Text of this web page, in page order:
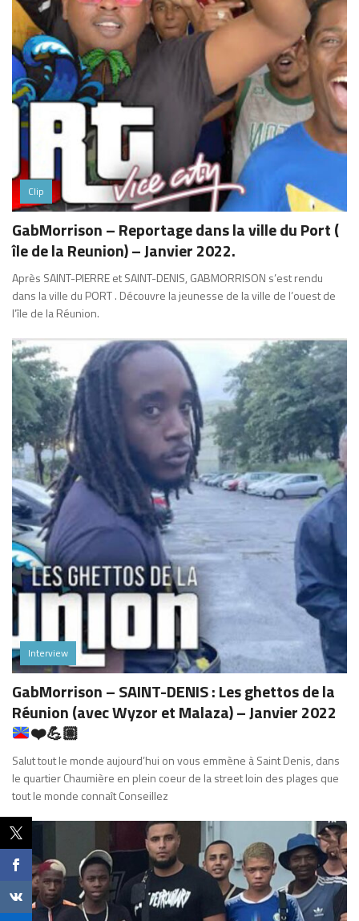
Clip
GabMorrison – Reportage dans la ville du Port (
île de la Reunion) – Janvier 2022.
Après SAINT-PIERRE et SAINT-DENIS, GABMORRISON s’est rendu
dans la ville du PORT . Découvre la jeunesse de la ville de l’ouest de
l’île de la Réunion.
Interview
GabMorrison – SAINT-DENIS : Les ghettos de la
Réunion (avec Wyzor et Malaza) – Janvier 2022
❤️💪🏽
Salut tout le monde aujourd’hui on vous emmène à Saint Denis, dans
le quartier Chaumière en plein coeur de la street loin des plages que
tout le monde connaît Conseillez